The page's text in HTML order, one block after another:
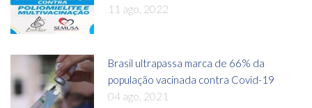
11 ago, 2022
Brasil ultrapassa marca de 66% da
população vacinada contra Covid-19
04 ago, 2021